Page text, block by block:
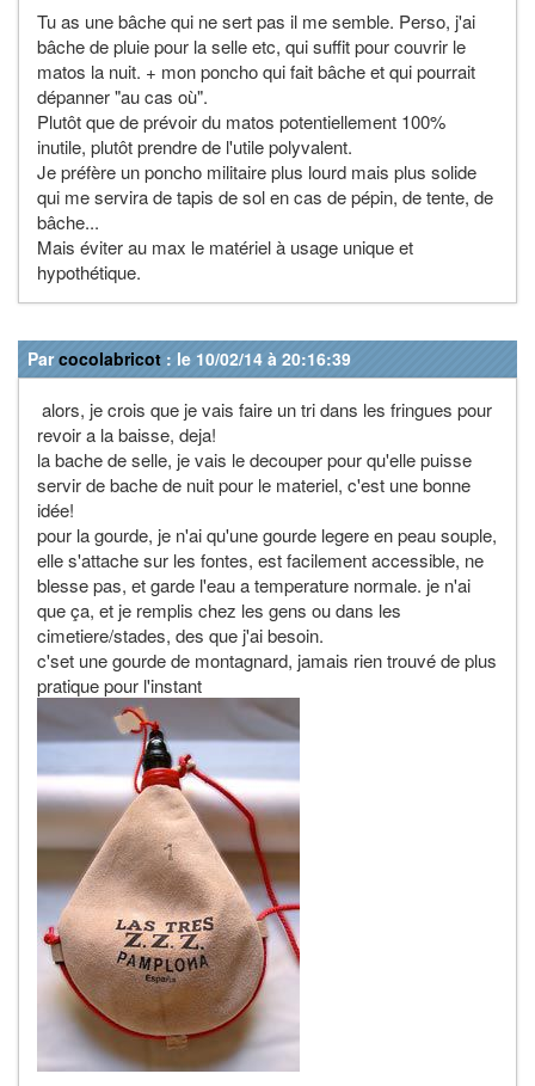
Tu as une bâche qui ne sert pas il me semble. Perso, j'ai
bâche de pluie pour la selle etc, qui suffit pour couvrir le
matos la nuit. + mon poncho qui fait bâche et qui pourrait
dépanner "au cas où".
Plutôt que de prévoir du matos potentiellement 100%
inutile, plutôt prendre de l'utile polyvalent.
Je préfère un poncho militaire plus lourd mais plus solide
qui me servira de tapis de sol en cas de pépin, de tente, de
bâche...
Mais éviter au max le matériel à usage unique et
hypothétique.
Parcocolabricot : le 10/02/14 à 20:16:39
alors, je crois que je vais faire un tri dans les fringues pour
revoir a la baisse, deja!
la bache de selle, je vais le decouper pour qu'elle puisse
servir de bache de nuit pour le materiel, c'est une bonne
idée!
pour la gourde, je n'ai qu'une gourde legere en peau souple,
elle s'attache sur les fontes, est facilement accessible, ne
blesse pas, et garde l'eau a temperature normale. je n'ai
que ça, et je remplis chez les gens ou dans les
cimetiere/stades, des que j'ai besoin.
c'set une gourde de montagnard, jamais rien trouvé de plus
pratique pour l'instant